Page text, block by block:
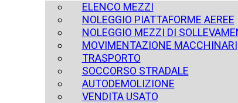
ELENCO MEZZI
NOLEGGIO PIATTAFORME AEREE
NOLEGGIO MEZZI DI
MOVIMENTAZIONE MACCHINARI
TRASPORTO
SOCCORSO STRADALE
AUTODEMOLIZIONE
VENDITA USATO